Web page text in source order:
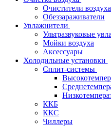
Очистители воздуха
Обеззараживатели
Увлажнители
Ультразвуковые
Мойки воздуха
Аксессуары
Холодильные установки
Сплит-системы
ККБ
ККС
Чиллеры